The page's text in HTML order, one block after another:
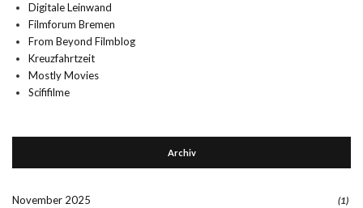
Digitale Leinwand
Filmforum Bremen
From Beyond Filmblog
Kreuzfahrtzeit
Mostly Movies
Scififilme
Archiv
November 2025 (1)